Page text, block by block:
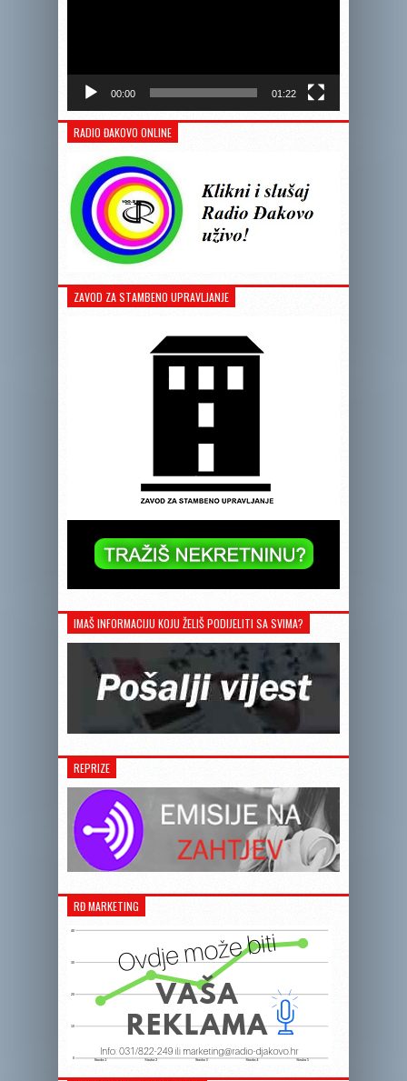
00:00 01:22
RADIO ĐAKOVO ONLINE
ZAVOD ZA STAMBENO UPRAVLJANJE
IMAŠ INFORMACIJU KOJU ŽELIŠ PODIJELITI SA SVIMA?
REPRIZE
RĐ MARKETING